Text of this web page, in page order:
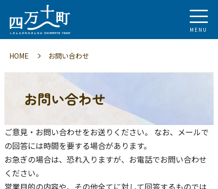
MENU
HOME お問い合わせ
お問い合わせ
ご意見・お問い合わせをお送りください。 なお、メールで
の回答には時間を要する場合があります。
お急ぎの場合は、恐れ入りますが、お電話でお問い合わせ
ください。
営業目的の内容や、その他全てに対して回答するものでは